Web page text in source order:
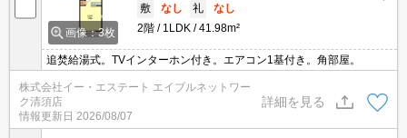
画像：3枚
敷
なし 礼
なし
2階
1LDK 41.98m²
追焚給湯式。TVインターホン付き。エアコン1基付き。角部屋。
株式会社イー・エステート エイブルネットワー
ク清須店
情報更新日 2026/08/07
詳細を見る